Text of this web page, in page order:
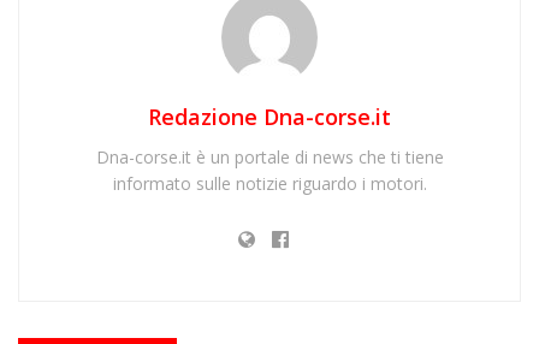
Redazione Dna-corse.it
Dna-corse.it è un portale di news che ti tiene
informato sulle notizie riguardo i motori.